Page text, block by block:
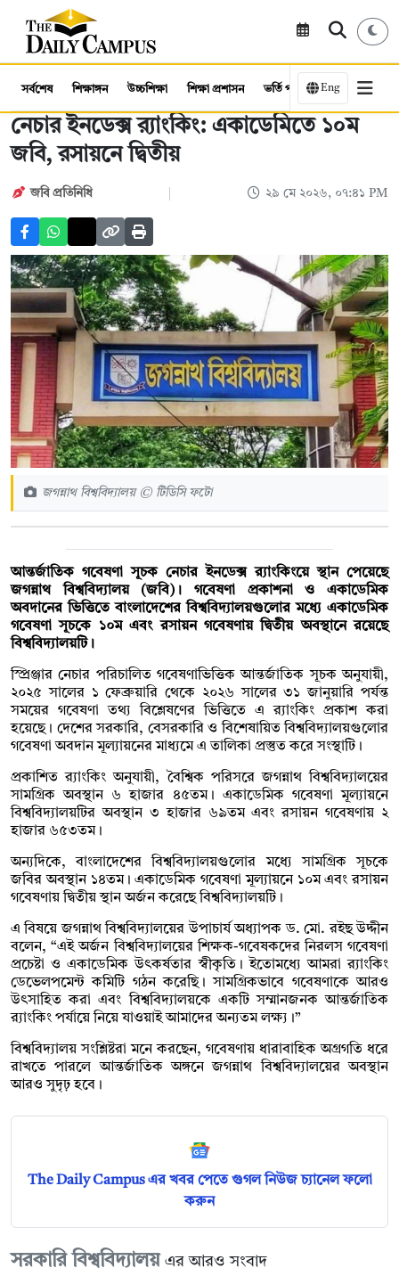
সর্বশেষ শিক্ষাঙ্গন উচ্চশিক্ষা শিক্ষা প্রশাসন ভর্তি পরীক্ষা কর্মসংস্থান
Eng
নেচার ইনডেক্স র‍্যাংকিং: একাডেমিতে ১০ম
জবি, রসায়নে দ্বিতীয়
জবি প্রতিনিধি ২৯ মে ২০২৬, ০৭:৪১ PM
জগন্নাথ বিশ্ববিদ্যালয় © টিডিসি ফটো
আন্তর্জাতিক গবেষণা সূচক নেচার ইনডেক্স র‍্যাংকিংয়ে স্থান পেয়েছে
জগন্নাথ বিশ্ববিদ্যালয় (জবি)। গবেষণা প্রকাশনা ও একাডেমিক
অবদানের ভিত্তিতে বাংলাদেশের বিশ্ববিদ্যালয়গুলোর মধ্যে একাডেমিক
গবেষণা সূচকে ১০ম এবং রসায়ন গবেষণায় দ্বিতীয় অবস্থানে রয়েছে
বিশ্ববিদ্যালয়টি।
স্প্রিঞ্জার নেচার পরিচালিত গবেষণাভিত্তিক আন্তর্জাতিক সূচক অনুযায়ী,
২০২৫ সালের ১ ফেব্রুয়ারি থেকে ২০২৬ সালের ৩১ জানুয়ারি পর্যন্ত
সময়ের গবেষণা তথ্য বিশ্লেষণের ভিত্তিতে এ র‍্যাংকিং প্রকাশ করা
হয়েছে। দেশের সরকারি, বেসরকারি ও বিশেষায়িত বিশ্ববিদ্যালয়গুলোর
গবেষণা অবদান মূল্যায়নের মাধ্যমে এ তালিকা প্রস্তুত করে সংস্থাটি।
প্রকাশিত র‍্যাংকিং অনুযায়ী, বৈশ্বিক পরিসরে জগন্নাথ বিশ্ববিদ্যালয়ের
সামগ্রিক অবস্থান ৬ হাজার ৪৫তম। একাডেমিক গবেষণা মূল্যায়নে
বিশ্ববিদ্যালয়টির অবস্থান ৩ হাজার ৬৯তম এবং রসায়ন গবেষণায় ২
হাজার ৬৫৩তম।
অন্যদিকে, বাংলাদেশের বিশ্ববিদ্যালয়গুলোর মধ্যে সামগ্রিক সূচকে
জবির অবস্থান ১৪তম। একাডেমিক গবেষণা মূল্যায়নে ১০ম এবং রসায়ন
গবেষণায় দ্বিতীয় স্থান অর্জন করেছে বিশ্ববিদ্যালয়টি।
এ বিষয়ে জগন্নাথ বিশ্ববিদ্যালয়ের উপাচার্য অধ্যাপক ড. মো. রইছ উদ্দীন
বলেন, “এই অর্জন বিশ্ববিদ্যালয়ের শিক্ষক-গবেষকদের নিরলস গবেষণা
প্রচেষ্টা ও একাডেমিক উৎকর্ষতার স্বীকৃতি। ইতোমধ্যে আমরা র‍্যাংকিং
ডেভেলপমেন্ট কমিটি গঠন করেছি। সামগ্রিকভাবে গবেষণাকে আরও
উৎসাহিত করা এবং বিশ্ববিদ্যালয়কে একটি সম্মানজনক আন্তর্জাতিক
র‍্যাংকিং পর্যায়ে নিয়ে যাওয়াই আমাদের অন্যতম লক্ষ্য।”
বিশ্ববিদ্যালয় সংশ্লিষ্টরা মনে করছেন, গবেষণায় ধারাবাহিক অগ্রগতি ধরে
রাখতে পারলে আন্তর্জাতিক অঙ্গনে জগন্নাথ বিশ্ববিদ্যালয়ের অবস্থান
আরও সুদৃঢ় হবে।
The Daily Campus এর খবর পেতে গুগল নিউজ চ্যানেল ফলো
করুন
সরকারি বিশ্ববিদ্যালয় এর আরও সংবাদ